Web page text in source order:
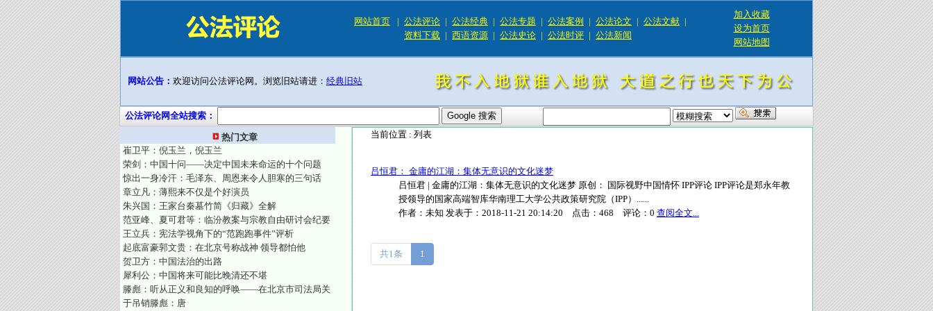
网站首页 | 公法评论 | 公法经典 | 公法专题 | 公法案例 | 公法论文 | 公法文献 |
资料下载 | 西语资源 | 公法史论 | 公法时评 | 公法新闻
加入收藏
设为首页
网站地图
网站公告： 欢迎访问公法评论网。浏览旧站请进： 经典旧站
公法评论网全站搜索：
热门文章
崔卫平：倪玉兰，倪玉兰
荣剑：中国十问——决定中国未来命运的十个问题
惊出一身冷汗：毛泽东、周恩来令人胆寒的三句话
章立凡：薄熙来不仅是个好演员
朱兴国：王家台秦墓竹简《归藏》全解
范亚峰、夏可君等：临汾教案与宗教自由研讨会纪要
王立兵：宪法学视角下的“范跑跑事件”评析
起底富豪郭文贵：在北京号称战神 领导都怕他
贺卫方：中国法治的出路
犀利公：中国将来可能比晚清还不堪
滕彪：听从正义和良知的呼唤——在北京市司法局关
于吊销滕彪：唐
当前位置 : 列表
吕恒君： 金庸的江湖：集体无意识的文化迷梦
吕恒君 | 金庸的江湖：集体无意识的文化迷梦 原创： 国际视野中国情怀 IPP评论 IPP评论是郑永年教
授领导的国家高端智库华南理工大学公共政策研究院（IPP）......
作者： 未知 发表于： 2018-11-21 20:14:20 点击： 468 评论： 0 查阅全文...
共1条 1